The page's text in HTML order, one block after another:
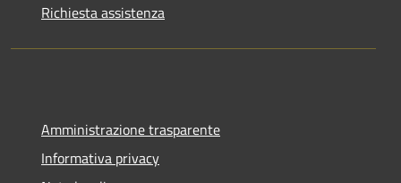
Richiesta assistenza
Amministrazione trasparente
Informativa privacy